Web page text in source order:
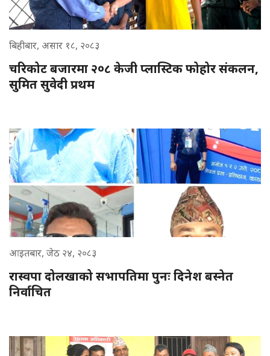
बिहीबार, असार १८, २०८३
चरिकोट बजारमा २०८ केजी प्लास्टिक फोहोर संकलन,
सुमित सुवेदी प्रथम
आइतबार, जेठ २४, २०८३
रास्वपा दोलखाको सभापतिमा पुनः दिनेश बस्नेत
निर्वाचित